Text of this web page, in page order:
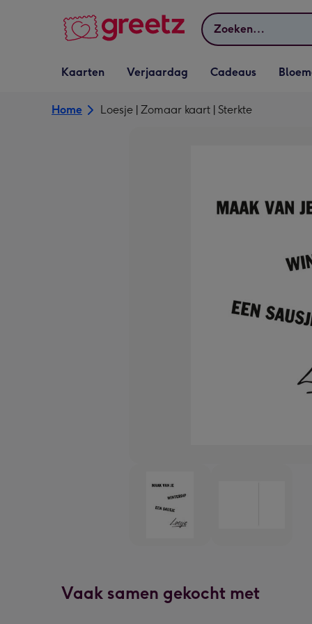
Zoeken
Vervolgkeuzelijst
Kaarten openen
Kaarten
Vervolgkeuzelijst
Verjaardag openen
Verjaardag
Vervolgkeuzelijst
Cadeaus openen
Cadeaus
Bloemen
Home Loesje | Zomaar kaart | Sterkte
Vaak samen gekocht met